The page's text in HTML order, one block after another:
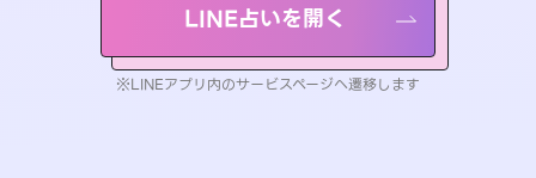
LINE占いを開く
※LINEアプリ内のサービスページへ遷移します